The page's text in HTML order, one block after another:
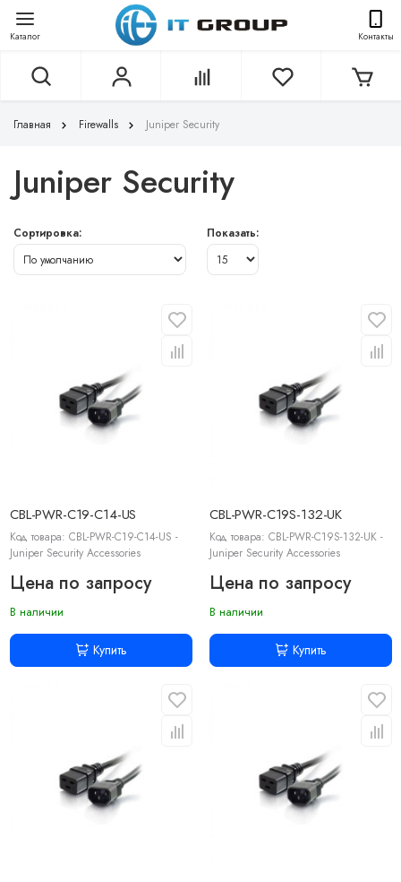
Каталог Контакты
Главная Firewalls Juniper Security
Juniper Security
Сортировка: Показать:
CBL-PWR-C19-C14-US
Код товара: CBL-PWR-C19-C14-US -
Juniper Security Accessories
Цена по запросу
В наличии
Купить
CBL-PWR-C19S-132-UK
Код товара: CBL-PWR-C19S-132-UK -
Juniper Security Accessories
Цена по запросу
В наличии
Купить